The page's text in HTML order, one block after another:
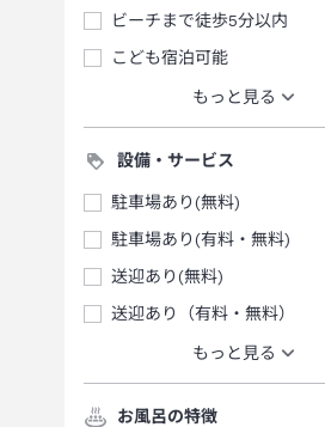
ビーチまで徒歩5分以内
こども宿泊可能
もっと見る
設備・サービス
駐車場あり(無料)
駐車場あり(有料・無料)
送迎あり(無料)
送迎あり（有料・無料）
もっと見る
お風呂の特徴